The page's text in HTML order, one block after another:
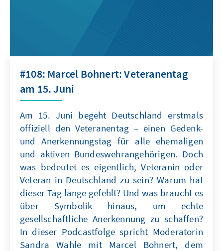
#108: Marcel Bohnert: Veteranentag
am 15. Juni
Am 15. Juni begeht Deutschland erstmals
offiziell den Veteranentag – einen Gedenk-
und Anerkennungstag für alle ehemaligen
und aktiven Bundeswehrangehörigen. Doch
was bedeutet es eigentlich, Veteranin oder
Veteran in Deutschland zu sein? Warum hat
dieser Tag lange gefehlt? Und was braucht es
über Symbolik hinaus, um echte
gesellschaftliche Anerkennung zu schaffen?
In dieser Podcastfolge spricht Moderatorin
Sandra Wahle mit Marcel Bohnert, dem